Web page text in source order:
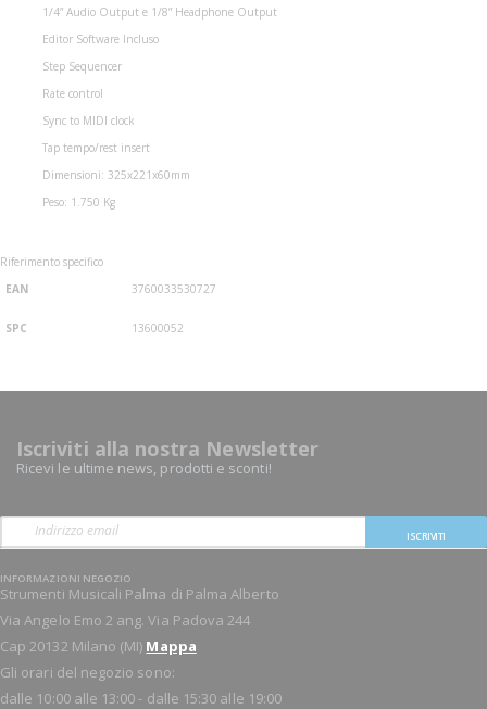
1/4” Audio Output e 1/8” Headphone Output
Editor Software Incluso
Step Sequencer
Rate control
Sync to MIDI clock
Tap tempo/rest insert
Dimensioni: 325x221x60mm
Peso: 1.750 Kg
Riferimento specifico
EAN
3760033530727
SPC 13600052
Iscriviti alla nostra Newsletter
Ricevi le ultime news, prodotti e sconti!
ISCRIVITI
INFORMAZIONI NEGOZIO
Strumenti Musicali Palma di Palma Alberto
Via Angelo Emo 2 ang. Via Padova 244
Cap 20132 Milano (MI) Mappa
Gli orari del negozio sono:
dalle 10:00 alle 13:00 - dalle 15:30 alle 19:00